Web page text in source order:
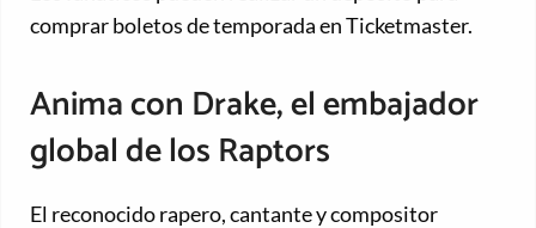
comprar boletos de temporada en Ticketmaster.
Anima con Drake, el embajador
global de los Raptors
El reconocido rapero, cantante y compositor